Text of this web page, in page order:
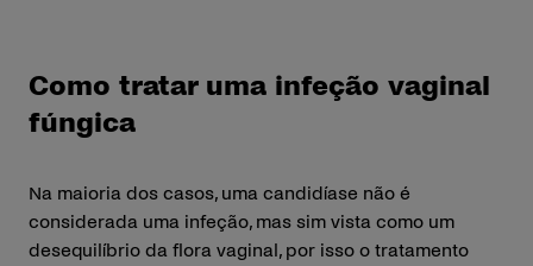
Como tratar uma infeção vaginal
fúngica
Na maioria dos casos, uma candidíase não é
considerada uma infeção, mas sim vista como um
desequilíbrio da flora vaginal, por isso o tratamento